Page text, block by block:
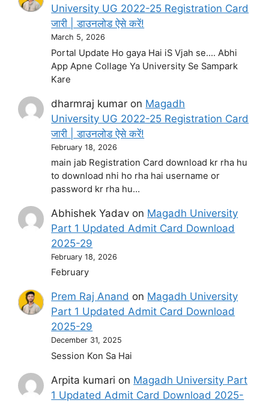
University UG 2022-25 Registration Card
जारी | डाउनलोड ऐसे करें!
March 5, 2026
Portal Update Ho gaya Hai iS Vjah se.... Abhi
App Apne Collage Ya University Se Sampark
Kare
dharmraj kumar on Magadh
University UG 2022-25 Registration Card
जारी | डाउनलोड ऐसे करें!
February 18, 2026
main jab Registration Card download kr rha hu
to download nhi ho rha hai username or
password kr rha hu…
Abhishek Yadav on Magadh University
Part 1 Updated Admit Card Download
2025-29
February 18, 2026
February
Prem Raj Anand on Magadh University
Part 1 Updated Admit Card Download
2025-29
December 31, 2025
Session Kon Sa Hai
Arpita kumari on Magadh University Part
1 Updated Admit Card Download 2025-